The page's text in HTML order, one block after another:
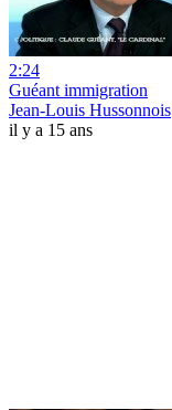
2:24
Guéant immigration
Jean-Louis Hussonnois
il y a 15 ans